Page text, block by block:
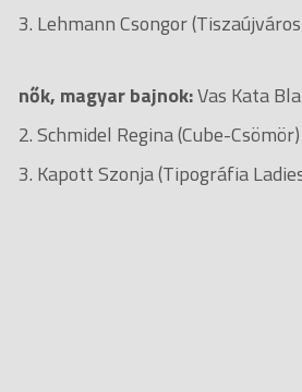
3. Lehmann Csongor
nők, magyar bajnok:Vas Kata
2. Schmidel Regina (Cube-
3. Kapott Szonja (Tipográfia